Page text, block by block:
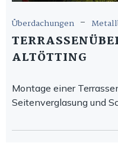
Überdachungen -
ALTÖTTING
Montage einer
Seitenverglasung und